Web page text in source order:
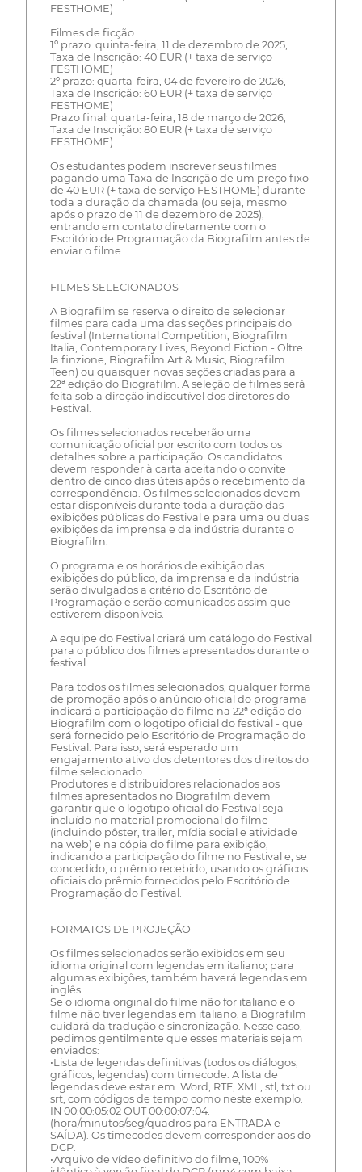
FESTHOME)
Filmes de ficção
1º prazo: quinta-feira, 11 de dezembro de 2025,
Taxa de Inscrição: 40 EUR (+ taxa de serviço
FESTHOME)
2º prazo: quarta-feira, 04 de fevereiro de 2026,
Taxa de Inscrição: 60 EUR (+ taxa de serviço
FESTHOME)
Prazo final: quarta-feira, 18 de março de 2026,
Taxa de Inscrição: 80 EUR (+ taxa de serviço
FESTHOME)
Os estudantes podem inscrever seus filmes
pagando uma Taxa de Inscrição de um preço fixo
de 40 EUR (+ taxa de serviço FESTHOME) durante
toda a duração da chamada (ou seja, mesmo
após o prazo de 11 de dezembro de 2025),
entrando em contato diretamente com o
Escritório de Programação da Biografilm antes de
enviar o filme.
FILMES SELECIONADOS
A Biografilm se reserva o direito de selecionar
filmes para cada uma das seções principais do
festival (International Competition, Biografilm
Italia, Contemporary Lives, Beyond Fiction - Oltre
la finzione, Biografilm Art & Music, Biografilm
Teen) ou quaisquer novas seções criadas para a
22ª edição do Biografilm. A seleção de filmes será
feita sob a direção indiscutível dos diretores do
Festival.
Os filmes selecionados receberão uma
comunicação oficial por escrito com todos os
detalhes sobre a participação. Os candidatos
devem responder à carta aceitando o convite
dentro de cinco dias úteis após o recebimento da
correspondência. Os filmes selecionados devem
estar disponíveis durante toda a duração das
exibições públicas do Festival e para uma ou duas
exibições da imprensa e da indústria durante o
Biografilm.
O programa e os horários de exibição das
exibições do público, da imprensa e da indústria
serão divulgados a critério do Escritório de
Programação e serão comunicados assim que
estiverem disponíveis.
A equipe do Festival criará um catálogo do Festival
para o público dos filmes apresentados durante o
festival.
Para todos os filmes selecionados, qualquer forma
de promoção após o anúncio oficial do programa
indicará a participação do filme na 22ª edição do
Biografilm com o logotipo oficial do festival - que
será fornecido pelo Escritório de Programação do
Festival. Para isso, será esperado um
engajamento ativo dos detentores dos direitos do
filme selecionado.
Produtores e distribuidores relacionados aos
filmes apresentados no Biografilm devem
garantir que o logotipo oficial do Festival seja
incluído no material promocional do filme
(incluindo pôster, trailer, mídia social e atividade
na web) e na cópia do filme para exibição,
indicando a participação do filme no Festival e, se
concedido, o prêmio recebido, usando os gráficos
oficiais do prêmio fornecidos pelo Escritório de
Programação do Festival.
FORMATOS DE PROJEÇÃO
Os filmes selecionados serão exibidos em seu
idioma original com legendas em italiano; para
algumas exibições, também haverá legendas em
inglês.
Se o idioma original do filme não for italiano e o
filme não tiver legendas em italiano, a Biografilm
cuidará da tradução e sincronização. Nesse caso,
pedimos gentilmente que esses materiais sejam
enviados:
•Lista de legendas definitivas (todos os diálogos,
gráficos, legendas) com timecode. A lista de
legendas deve estar em: Word, RTF, XML, stl, txt ou
srt, com códigos de tempo como neste exemplo:
IN 00:00:05:02 OUT 00:00:07:04.
(hora/minutos/seg/quadros para ENTRADA e
SAÍDA). Os timecodes devem corresponder aos do
DCP.
•Arquivo de vídeo definitivo do filme, 100%